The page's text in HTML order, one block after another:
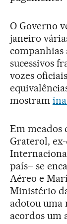
O Governo
janeiro
companhias
sucessivos
vozes
mostram
Em meados
Graterol,
país– se
Aéreo e
Ministério
adotou uma
acordos um